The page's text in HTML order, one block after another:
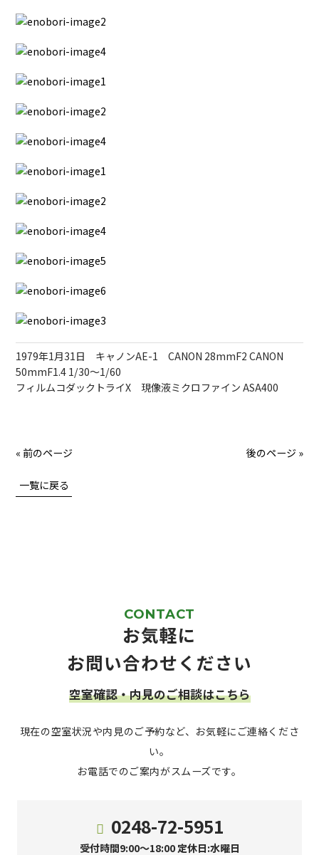
1979年1月31日 キャノンAE-1 CANON 28mmF2 CANON
50mmF1.4 1/30～1/60
フィルムコダックトライX 現像液ミクロファイン ASA400
« 前のページ 後のページ »
一覧に戻る
CONTACT
お気軽に
お問い合わせください
空室確認・内見のご相談はこちら
現在の空室状況や内見のご予約など、お気軽にご連絡くださ
い。
お電話でのご案内がスムーズです。
0248-72-5951
受付時間9:00～18:00 定休日:水曜日